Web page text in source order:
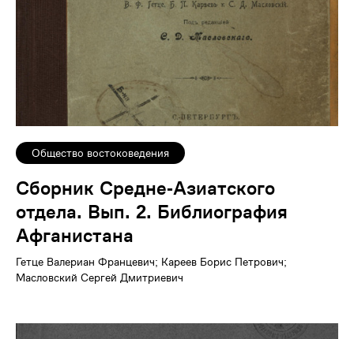
Общество востоковедения
Сборник Средне-Азиатского
отдела. Вып. 2. Библиография
Афганистана
Гетце Валериан Францевич; Кареев Борис Петрович;
Масловский Сергей Дмитриевич